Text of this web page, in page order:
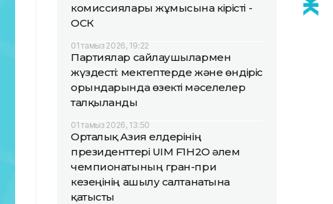
комиссиялары жұмысына кірісті -
ОСК
01 тамыз 2026, 19:22
Партиялар сайлаушылармен
жүздесті: мектептерде және өндіріс
орындарында өзекті мәселелер
талқыланды
01 тамыз 2026, 13:50
Орталық Азия елдерінің
президенттері UIM F1H2O әлем
чемпионатының гран-при
кезеңінің ашылу салтанатына
қатысты